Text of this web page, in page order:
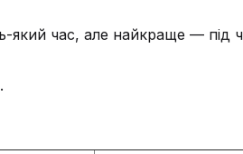
час, але найкраще — під